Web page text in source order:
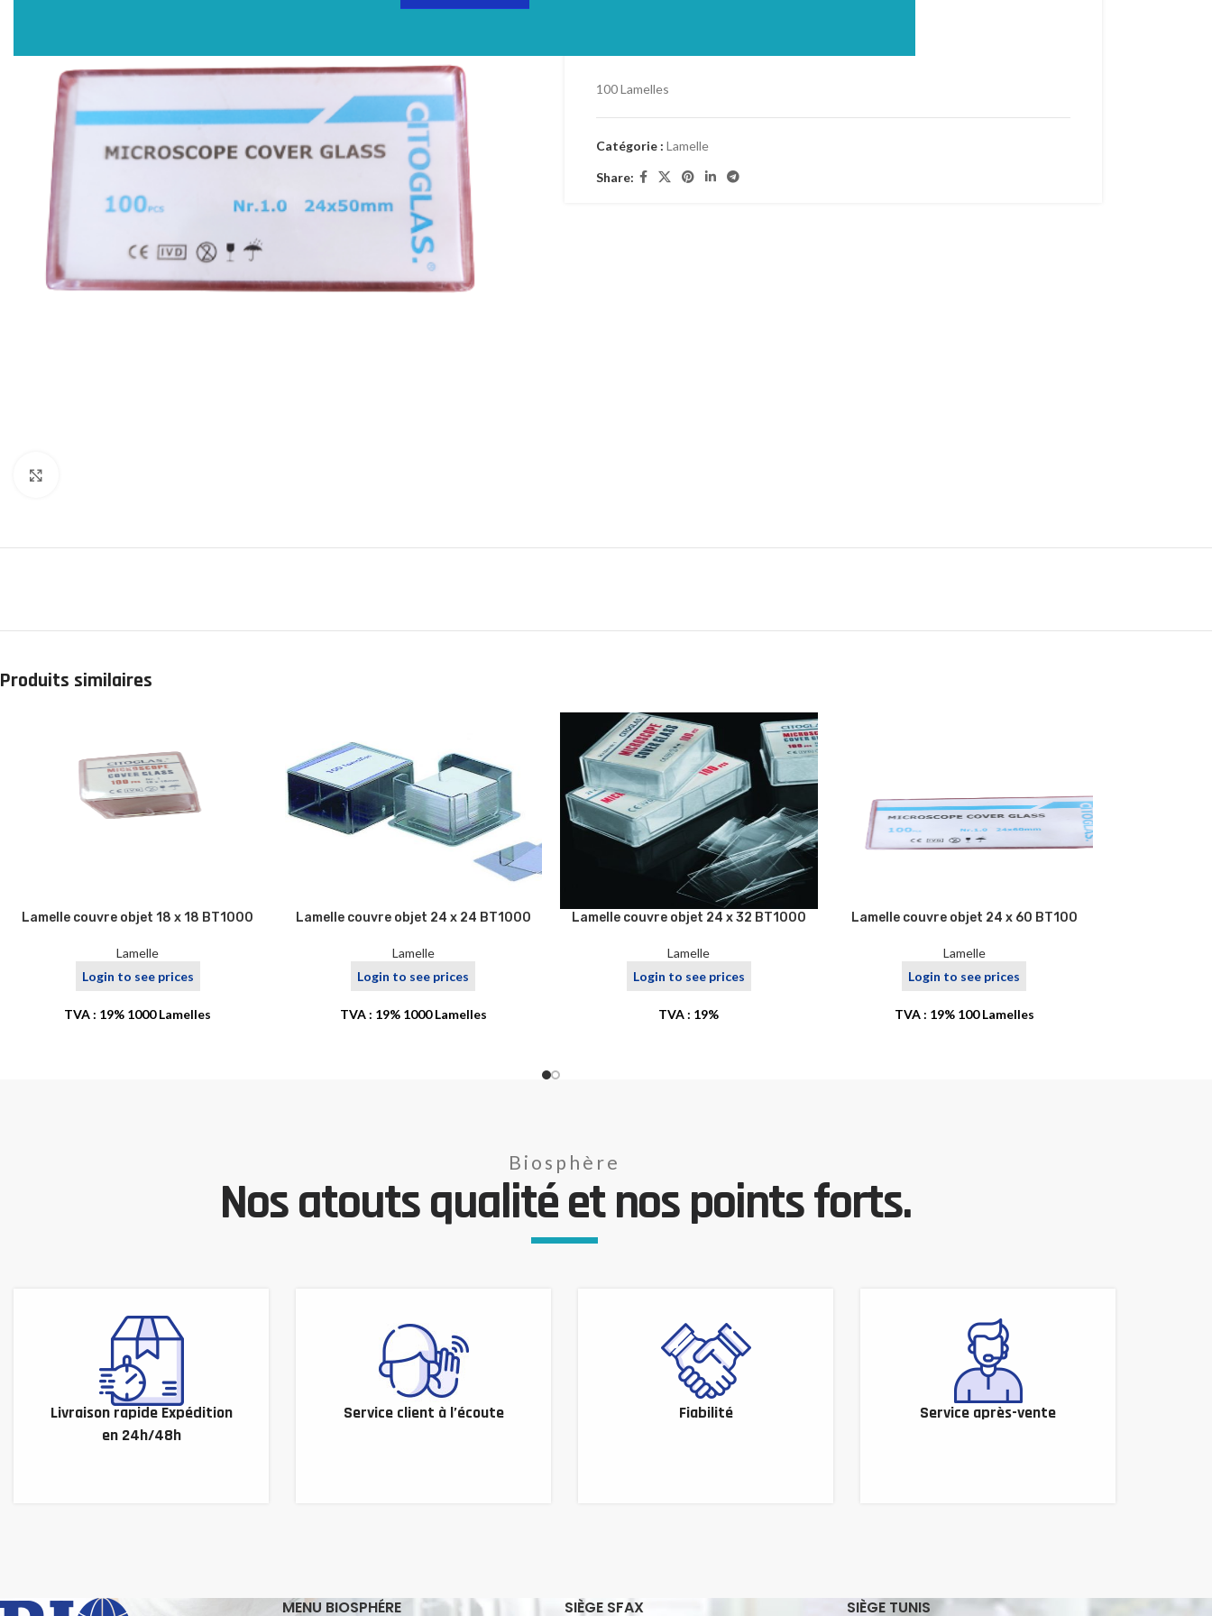
100 Lamelles
Catégorie : Lamelle
Share:
Produits similaires
Lamelle couvre objet 18 x 18 BT1000
Lamelle
Login to see prices
TVA : 19% 1000 Lamelles
Lamelle couvre objet 24 x 24 BT1000
Lamelle
Login to see prices
TVA : 19% 1000 Lamelles
Lamelle couvre objet 24 x 32 BT1000
Lamelle
Login to see prices
TVA : 19%
Lamelle couvre objet 24 x 60 BT100
Lamelle
Login to see prices
TVA : 19% 100 Lamelles
Biosphère
Nos atouts qualité et nos points forts.
Livraison rapide Expédition
en 24h/48h
Service client à l’écoute Fiabilité Service après-vente
MENU BIOSPHÉRE SIÈGE SFAX SIÈGE TUNIS